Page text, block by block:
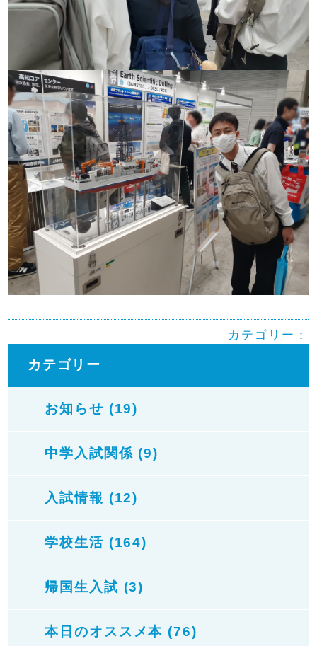
カテゴリー：
カテゴリー
お知らせ (19)
中学入試関係 (9)
入試情報 (12)
学校生活 (164)
帰国生入試 (3)
本日のオススメ本 (76)